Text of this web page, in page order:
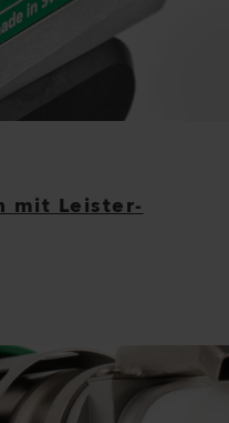
mit Leister-